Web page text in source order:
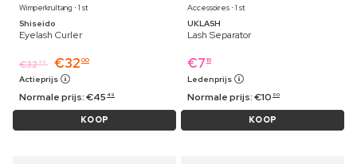
Wimperkrultang ⋅ 1 st
Shiseido
Eyelash Curler
€32 99 €32 00
Actieprijs
Normale prijs:€45 49
KOOP
Accessoires ⋅ 1 st
UKLASH
Lash Separator
€7 19
Ledenprijs
Normale prijs:€10 60
KOOP